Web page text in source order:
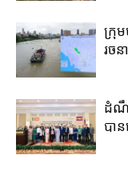
ក្រុម
រចន
ដំណឹ
បា